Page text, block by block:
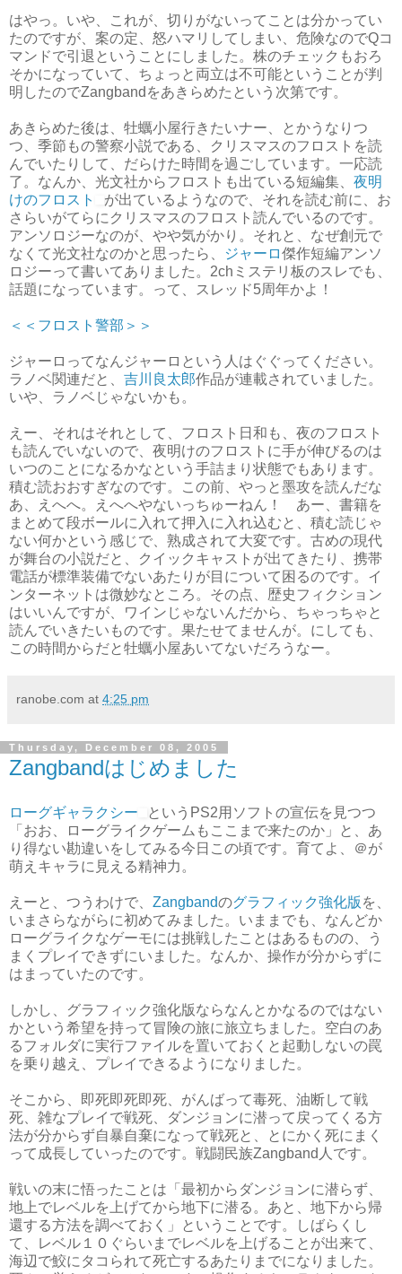
はやっ。いや、これが、切りがないってことは分かってい
たのですが、案の定、怒ハマリしてしまい、危険なのでQコ
マンドで引退ということにしました。株のチェックもおろ
そかになっていて、ちょっと両立は不可能ということが判
明したのでZangbandをあきらめたという次第です。
あきらめた後は、牡蠣小屋行きたいナー、とかうなりつ
つ、季節もの警察小説である、クリスマスのフロストを読
んでいたりして、だらけた時間を過ごしています。一応読
了。なんか、光文社からフロストも出ている短編集、 夜明
けのフロスト
が出ているようなので、それを読む前に、お
さらいがてらにクリスマスのフロスト読んでいるのです。
アンソロジーなのが、やや気がかり。それと、なぜ創元で
なくて光文社なのかと思ったら、
ジャーロ傑作短編アンソ
ロジーって書いてありました。2chミステリ板のスレでも、
話題になっています。って、スレッド5周年かよ！
＜＜フロスト警部＞＞
ジャーロってなんジャーロという人はぐぐってください。
ラノベ関連だと、 吉川良太郎作品が連載されていました。
いや、ラノベじゃないかも。
えー、それはそれとして、フロスト日和も、夜のフロスト
も読んでいないので、夜明けのフロストに手が伸びるのは
いつのことになるかなという手詰まり状態でもあります。
積む読おおすぎなのです。この前、やっと墨攻を読んだな
あ、えへへ。えへへやないっちゅーねん！ あー、書籍を
まとめて段ボールに入れて押入に入れ込むと、積む読じゃ
ない何かという感じで、熟成されて大変です。古めの現代
が舞台の小説だと、クイックキャストが出てきたり、携帯
電話が標準装備でないあたりが目について困るのです。イ
ンターネットは微妙なところ。その点、歴史フィクション
はいいんですが、ワインじゃないんだから、ちゃっちゃと
読んでいきたいものです。果たせてませんが。にしても、
この時間からだと牡蠣小屋あいてないだろうなー。
ranobe.com at 4:25 pm
Thursday, December 08, 2005
Zangbandはじめました
ローグギャラクシー
というPS2用ソフトの宣伝を見つつ
「おお、ローグライクゲームもここまで来たのか」と、あ
り得ない勘違いをしてみる今日この頃です。育てよ、＠が
萌えキャラに見える精神力。
えーと、つうわけで、 Zangbandのグラフィック強化版 を、
いまさらながらに初めてみました。いままでも、なんどか
ローグライクなゲーモには挑戦したことはあるものの、う
まくプレイできずにいました。なんか、操作が分からずに
はまっていたのです。
しかし、グラフィック強化版ならなんとかなるのではない
かという希望を持って冒険の旅に旅立ちました。空白のあ
るフォルダに実行ファイルを置いておくと起動しないの罠
を乗り越え、プレイできるようになりました。
そこから、即死即死即死、がんばって毒死、油断して戦
死、雑なプレイで戦死、ダンジョンに潜って戻ってくる方
法が分からず自暴自棄になって戦死と、とにかく死にまく
って成長していったのです。戦闘民族Zangband人です。
戦いの末に悟ったことは「最初からダンジョンに潜らず、
地上でレベルを上げてから地下に潜る。あと、地下から帰
還する方法を調べておく」ということです。しばらくし
て、レベル１０ぐらいまでレベルを上げることが出来て、
海辺で鮫にタコられて死亡するあたりまでになりました。